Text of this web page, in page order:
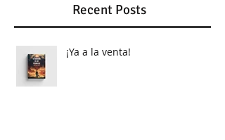
Recent Posts
¡Ya a la venta!